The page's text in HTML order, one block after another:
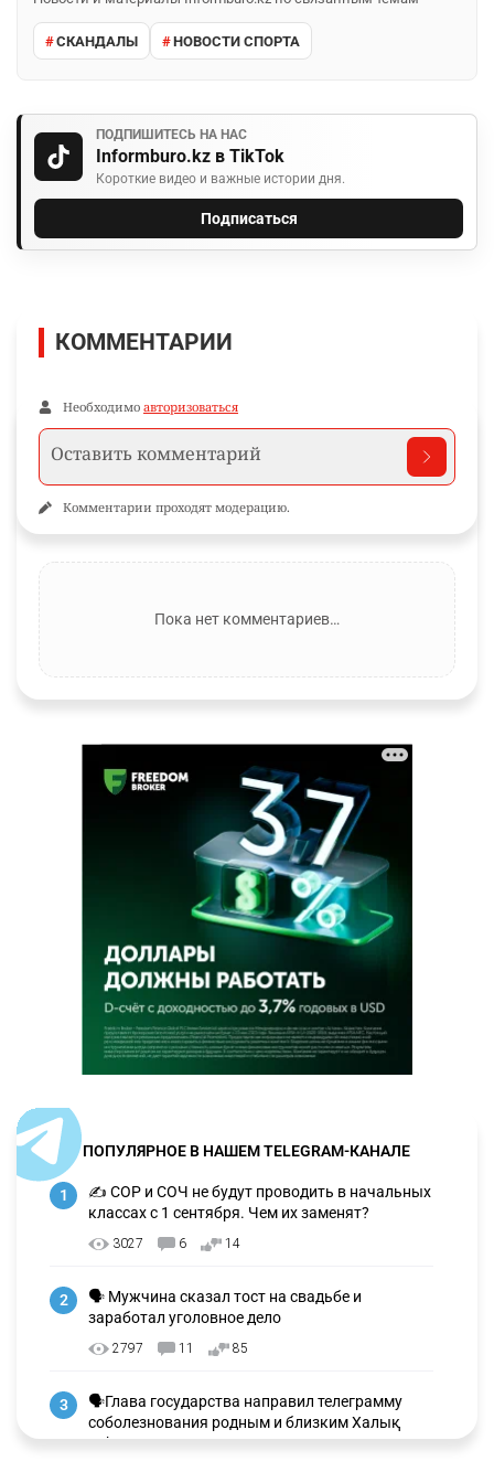
СКАНДАЛЫ НОВОСТИ СПОРТА
ПОДПИШИТЕСЬ НА НАС
Informburo.kz в TikTok
Короткие видео и важные истории дня.
Подписаться
КОММЕНТАРИИ
Необходимо авторизоваться
Комментарии проходят модерацию.
Пока нет комментариев…
ПОПУЛЯРНОЕ В НАШЕМ TELEGRAM-КАНАЛЕ
1
✍️ СОР и СОЧ не будут проводить в начальных
классах с 1 сентября. Чем их заменят?
3027 6 14
2
🗣 Мужчина сказал тост на свадьбе и
заработал уголовное дело
2797 11 85
3
🗣Глава государства направил телеграмму
соболезнования родным и близким Халық
қаһарманы Ивана Гапича